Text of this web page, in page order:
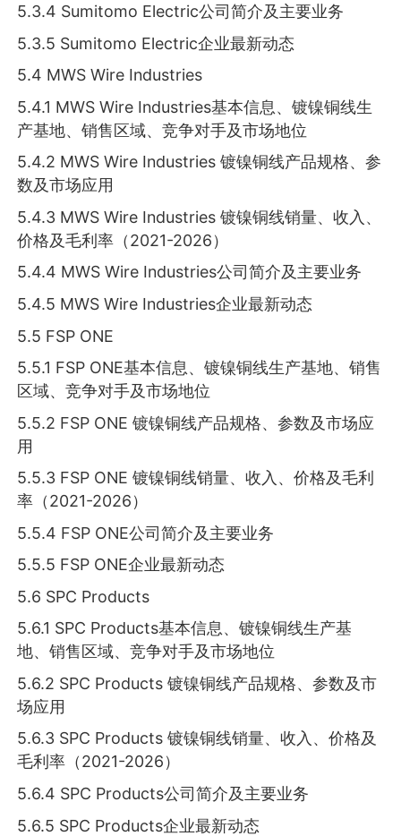
5.3.4 Sumitomo Electric公司简介及主要业务
5.3.5 Sumitomo Electric企业最新动态
5.4 MWS Wire Industries
5.4.1 MWS Wire Industries基本信息、镀镍铜线生
产基地、销售区域、竞争对手及市场地位
5.4.2 MWS Wire Industries 镀镍铜线产品规格、参
数及市场应用
5.4.3 MWS Wire Industries 镀镍铜线销量、收入、
价格及毛利率（2021-2026）
5.4.4 MWS Wire Industries公司简介及主要业务
5.4.5 MWS Wire Industries企业最新动态
5.5 FSP ONE
5.5.1 FSP ONE基本信息、镀镍铜线生产基地、销售
区域、竞争对手及市场地位
5.5.2 FSP ONE 镀镍铜线产品规格、参数及市场应
用
5.5.3 FSP ONE 镀镍铜线销量、收入、价格及毛利
率（2021-2026）
5.5.4 FSP ONE公司简介及主要业务
5.5.5 FSP ONE企业最新动态
5.6 SPC Products
5.6.1 SPC Products基本信息、镀镍铜线生产基
地、销售区域、竞争对手及市场地位
5.6.2 SPC Products 镀镍铜线产品规格、参数及市
场应用
5.6.3 SPC Products 镀镍铜线销量、收入、价格及
毛利率（2021-2026）
5.6.4 SPC Products公司简介及主要业务
5.6.5 SPC Products企业最新动态